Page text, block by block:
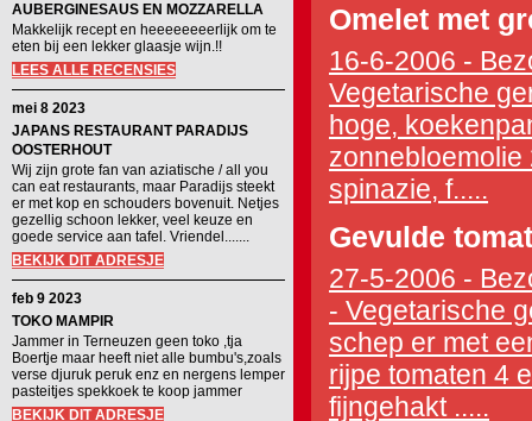
AUBERGINESAUS EN MOZZARELLA
Makkelijk recept en heeeeeeeerlijk om te
eten bij een lekker glaasje wijn.!!
LEES ALLE RECENSIES
mei 8 2023
JAPANS RESTAURANT PARADIJS
OOSTERHOUT
Wij zijn grote fan van aziatische / all you
can eat restaurants, maar Paradijs steekt
er met kop en schouders bovenuit. Netjes
gezellig schoon lekker, veel keuze en
goede service aan tafel. Vriendel.......
BEKIJK DIT ADRESJE
feb 9 2023
TOKO MAMPIR
Jammer in Terneuzen geen toko ,tja
Boertje maar heeft niet alle bumbu's,zoals
verse djuruk peruk enz en nergens lemper
pasteitjes spekkoek te koop jammer
BEKIJK DIT ADRESJE
Omelet met
16-6-2006 -
Vegetarische
hoge,
spinazie, f.....
Gevulde
27-5-2006 -
- Vegetarische
schep er met
rijpe tomaten 4
fijngehakt .....